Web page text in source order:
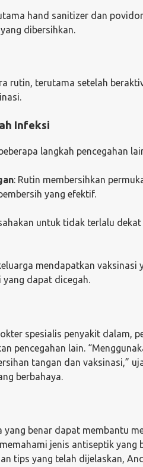
hand sanitizer dan
dibersihkan.
rutin, terutama setelah
Infeksi
langkah pencegahan
: Rutin membersihkan
yang efektif.
untuk tidak terlalu
mendapatkan
dapat dicegah.
spesialis penyakit dalam,
pencegahan lain.
tangan dan vaksinasi,”
berbahaya.
benar dapat membantu
jenis antiseptik yang
tips yang telah dijelaskan,